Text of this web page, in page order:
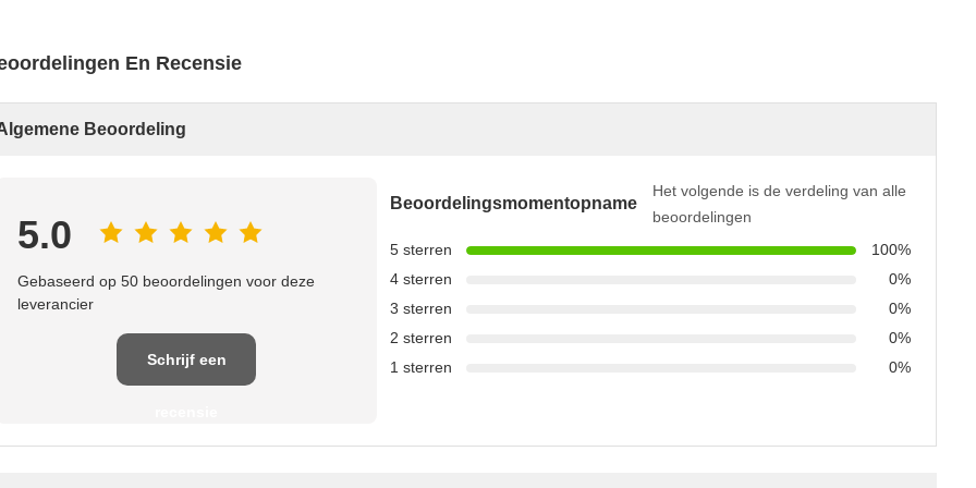
En Recensie
Beoordeling
5.0
Gebaseerd op 50 beoordelingen voor deze
leverancier
Schrijf een
Beoordelingsmomentopname
Het volgende is de verdeling van alle
beoordelingen
5 sterren
100%
4 sterren
0%
3 sterren
0%
2 sterren
0%
1 sterren
0%